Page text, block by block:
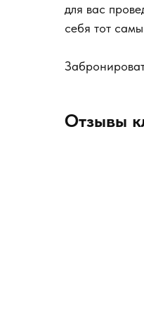
для вас
себя тот
Отзывы